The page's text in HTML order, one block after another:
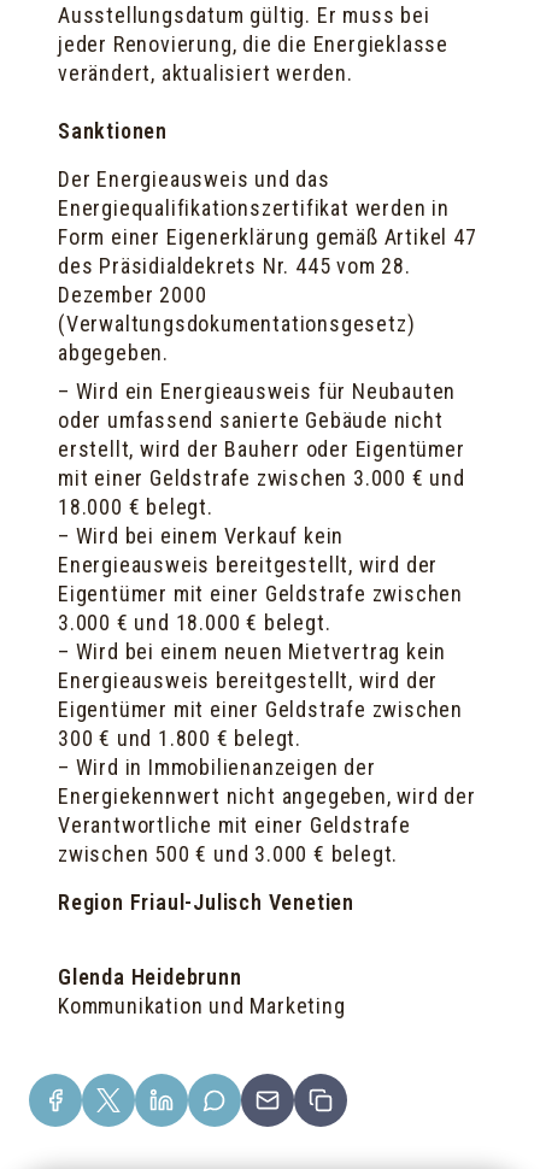
Ausstellungsdatum gültig. Er muss bei
jeder Renovierung, die die Energieklasse
verändert, aktualisiert werden.
Sanktionen
Der Energieausweis und das
Energiequalifikationszertifikat werden in
Form einer Eigenerklärung gemäß Artikel 47
des Präsidialdekrets Nr. 445 vom 28.
Dezember 2000
(Verwaltungsdokumentationsgesetz)
abgegeben.
– Wird ein Energieausweis für Neubauten
oder umfassend sanierte Gebäude nicht
erstellt, wird der Bauherr oder Eigentümer
mit einer Geldstrafe zwischen 3.000 € und
18.000 € belegt.
– Wird bei einem Verkauf kein
Energieausweis bereitgestellt, wird der
Eigentümer mit einer Geldstrafe zwischen
3.000 € und 18.000 € belegt.
– Wird bei einem neuen Mietvertrag kein
Energieausweis bereitgestellt, wird der
Eigentümer mit einer Geldstrafe zwischen
300 € und 1.800 € belegt.
– Wird in Immobilienanzeigen der
Energiekennwert nicht angegeben, wird der
Verantwortliche mit einer Geldstrafe
zwischen 500 € und 3.000 € belegt.
Region Friaul-Julisch Venetien
Glenda Heidebrunn
Kommunikation und Marketing